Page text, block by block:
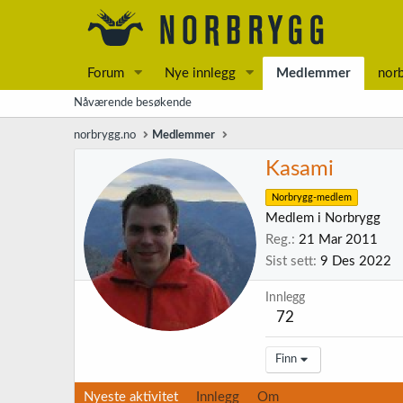
Forum Nye innlegg Medlemmer
Nåværende besøkende
norbrygg.no Medlemmer
Kasami
Norbrygg-medlem
Medlem i Norbrygg
Reg. 21 Mar 2011
Sist sett 9 Des 2022
Innlegg
72
Finn
Nyeste aktivitet Innlegg Om